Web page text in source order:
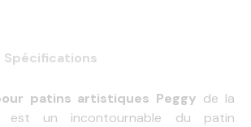
Spécifications
patins artistiques Peggy de la
est un incontournable du patin